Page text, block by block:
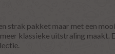
pakket maar met een
klassieke uitstraling maakt.